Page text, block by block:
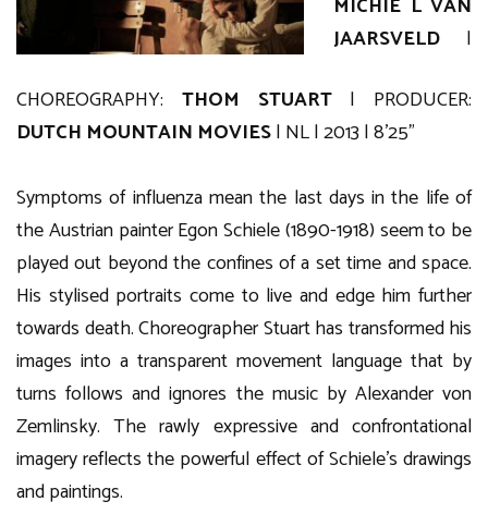
JAARSVELD |
CHOREOGRAPHY: THOM STUART| PRODUCER:
DUTCH MOUNTAIN MOVIES| NL | 2013 | 8’25”
Symptoms of influenza mean the last days in the life of
the Austrian painter Egon Schiele (1890-1918) seem to be
played out beyond the confines of a set time and space.
His stylised portraits come to live and edge him further
towards death. Choreographer Stuart has transformed his
images into a transparent movement language that by
turns follows and ignores the music by Alexander von
Zemlinsky. The rawly expressive and confrontational
imagery reflects the powerful effect of Schiele’s drawings
and paintings.